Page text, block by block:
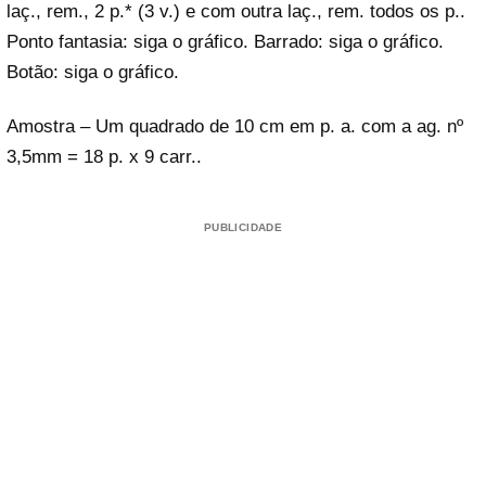
laç., rem., 2 p.* (3 v.) e com outra laç., rem. todos os p..
Ponto fantasia: siga o gráfico. Barrado: siga o gráfico.
Botão: siga o gráfico.
Amostra – Um quadrado de 10 cm em p. a. com a ag. nº
3,5mm = 18 p. x 9 carr..
PUBLICIDADE